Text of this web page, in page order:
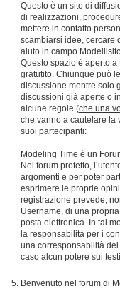
Questo è un sito di
di realizzazioni,
mettere in contatto
scambiarsi idee, cercare
aiuto in campo
Questo spazio è aperto
gratutito. Chiunque può
discussione mentre solo
discussioni già aperte o
alcune regole (che una
che vanno a cautelare la
suoi partecipanti:
Modeling Time è un
Nel forum protetto,
argomenti e per poter
esprimere le proprie
registrazione prevede,
Username, di una
posta elettronica. In tal
la responsabilità per i
una corresponsabilità
caso alcun potere sui
Benvenuto nel forum di